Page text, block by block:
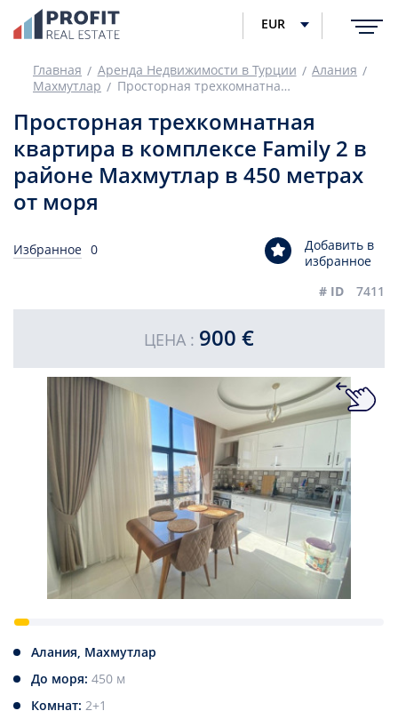
EUR
Главная Аренда Недвижимости в Турции
Алания
Махмутлар
Просторная трехкомнатная квартира в комплексе Family 2 в районе Махмутлар в 450 метрах от моря
Просторная трехкомнатная
квартира в комплексе Family 2 в
районе Махмутлар в 450 метрах
от моря
Избранное 0
Добавить в
избранное
# ID
7411
ЦЕНА : 900 €
Алания, Махмутлар
До моря: 450 м
Комнат: 2+1